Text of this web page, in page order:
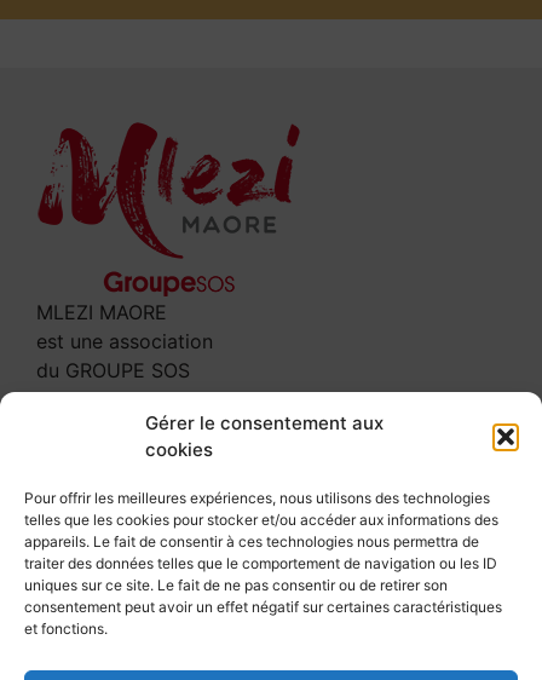
Gérer le consentement aux
cookies
Pour offrir les meilleures expériences, nous utilisons des technologies
telles que les cookies pour stocker et/ou accéder aux informations des
appareils. Le fait de consentir à ces technologies nous permettra de
traiter des données telles que le comportement de navigation ou les ID
uniques sur ce site. Le fait de ne pas consentir ou de retirer son
consentement peut avoir un effet négatif sur certaines caractéristiques
et fonctions.
MLEZI MAORE
est une association
du GROUPE SOS
97600 MAMOUDZOU
Tél : 02 69 61 64 00
secretariat@mlezi-maore.com
Suivez-nous